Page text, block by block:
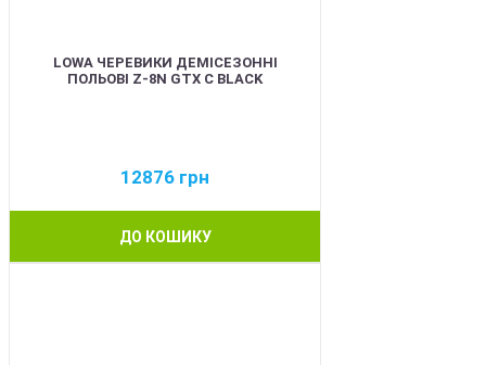
LOWA ЧЕРЕВИКИ ДЕМІСЕЗОННІ
ПОЛЬОВІ Z-8N GTX C BLACK
12876 грн
ДО КОШИКУ